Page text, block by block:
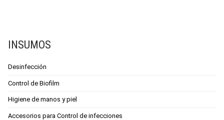
INSUMOS
Desinfección
Control de Biofilm
Higiene de manos y piel
Accesorios para Control de infecciones